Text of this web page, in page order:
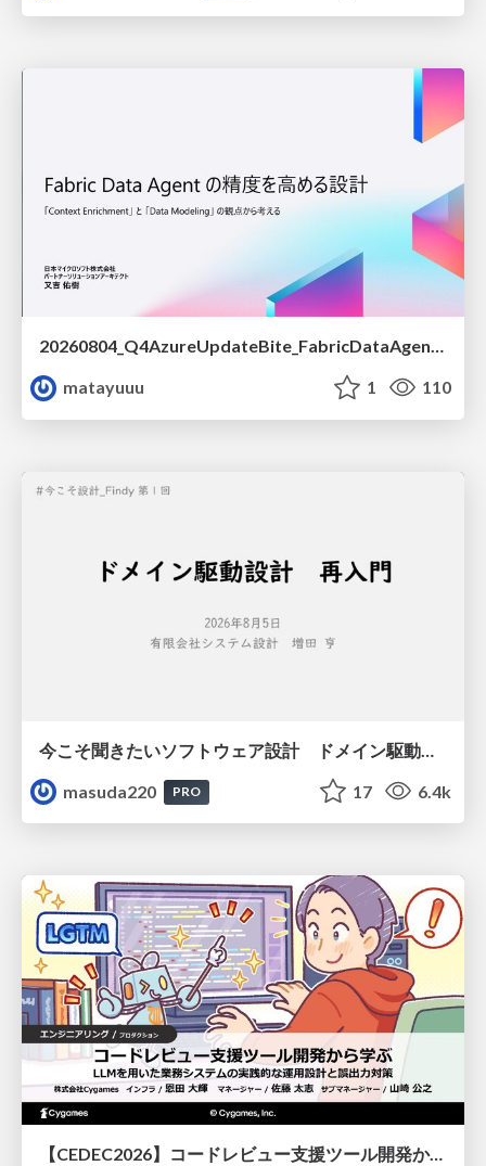
20260804_Q4AzureUpdateBite_FabricDataAgentの精度を高める設計.pdf
matayuuu
1 110
masuda220
PRO 17 6.4k
【CEDEC2026】コードレビュー支援ツール開発から学ぶ：LLMを用いた業務システムの実践的な運用設計と誤出力対策